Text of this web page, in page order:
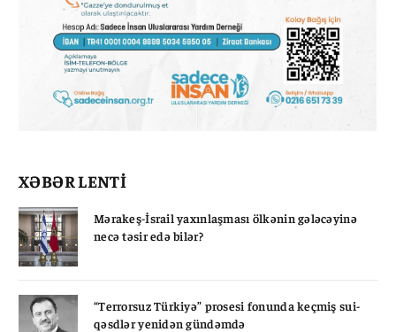
XƏBƏR LENTİ
Mərakeş-İsrail yaxınlaşması ölkənin gələcəyinə
necə təsir edə bilər?
“Terrorsuz Türkiyə” prosesi fonunda keçmiş sui-
qəsdlər yenidən gündəmdə